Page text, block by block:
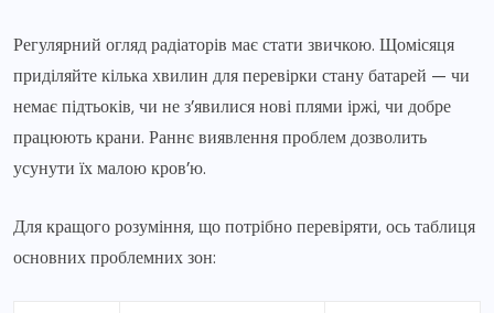
Регулярний огляд радіаторів має стати звичкою. Щомісяця
приділяйте кілька хвилин для перевірки стану батарей — чи
немає підтьоків, чи не з’явилися нові плями іржі, чи добре
працюють крани. Раннє виявлення проблем дозволить
усунути їх малою кров’ю.
Для кращого розуміння, що потрібно перевіряти, ось таблиця
основних проблемних зон: